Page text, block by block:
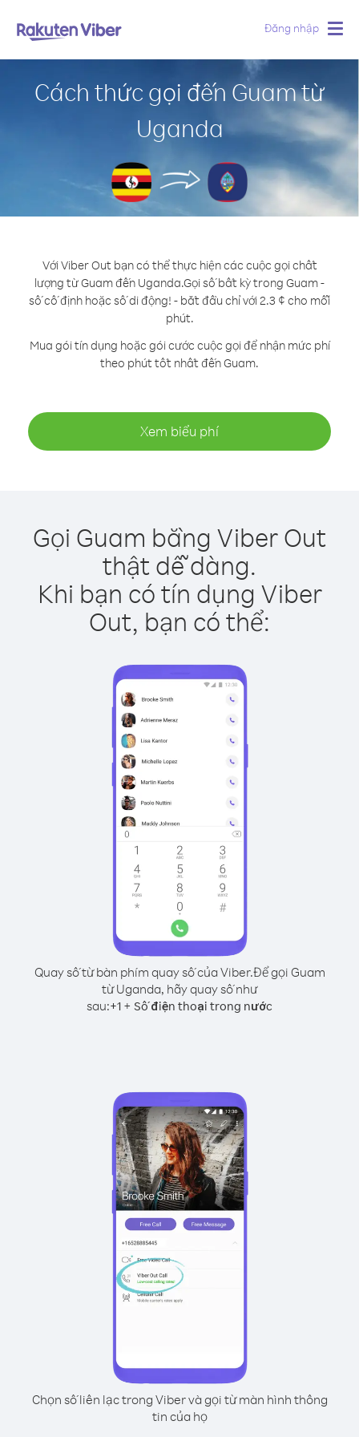
Đăng nhập
Cách thức gọi đến Guam từ
Uganda
Với Viber Out bạn có thể thực hiện các cuộc gọi chất
lượng từ Guam đến Uganda.Gọi số bất kỳ trong Guam -
số cố định hoặc số di động! - bắt đầu chỉ với 2.3 ¢ cho mỗi
phút.
Mua gói tín dụng hoặc gói cước cuộc gọi để nhận mức phí
theo phút tốt nhất đến Guam.
Xem biểu phí
Gọi Guam bằng Viber Out
thật dễ dàng.
Khi bạn có tín dụng Viber
Out, bạn có thể:
Quay số từ bàn phím quay số của Viber.Để gọi Guam
từ Uganda, hãy quay số như
sau:+1 + Số điện thoại trong nước
Chọn số liên lạc trong Viber và gọi từ màn hình thông
tin của họ